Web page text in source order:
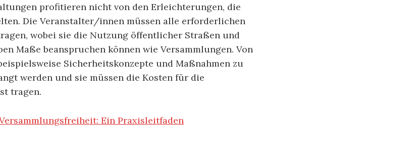
profitieren nicht von den Erleichterungen, die
Die Veranstalter/innen müssen alle erforderlichen
wobei sie die Nutzung öffentlicher Straßen und
Maße beanspruchen können wie Versammlungen. Von
Sicherheitskonzepte und Maßnahmen zu
werden und sie müssen die Kosten für die
tragen.
Ein Praxisleitfaden